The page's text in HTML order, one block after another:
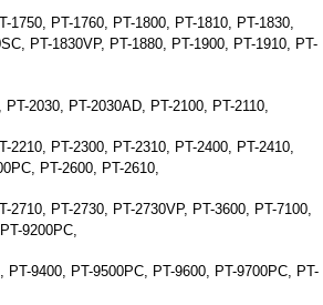
1750, PT-1760, PT-1800, PT-1810, PT-1830,
PT-1830VP, PT-1880, PT-1900, PT-1910, PT-
PT-2030, PT-2030AD, PT-2100, PT-2110,
2210, PT-2300, PT-2310, PT-2400, PT-2410,
PT-2600, PT-2610,
2710, PT-2730, PT-2730VP, PT-3600, PT-7100,
9200PC,
PT-9400, PT-9500PC, PT-9600, PT-9700PC, PT-